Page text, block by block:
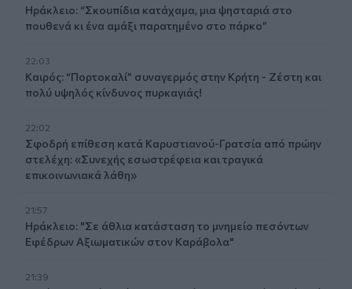
Ηράκλειο: “Σκουπίδια κατάχαμα, μια ψησταριά στο
πουθενά κι ένα αμάξι παρατημένο στο πάρκο”
22:03
Καιρός: “Πορτοκαλί” συναγερμός στην Κρήτη - Ζέστη και
πολύ υψηλός κίνδυνος πυρκαγιάς!
22:02
Σφοδρή επίθεση κατά Καρυστιανού-Γρατσία από πρώην
στελέχη: «Συνεχής εσωστρέφεια και τραγικά
επικοινωνιακά λάθη»
21:57
Ηράκλειο: "Σε άθλια κατάσταση το μνημείο πεσόντων
Εφέδρων Αξιωματικών στον Καράβολα"
21:39